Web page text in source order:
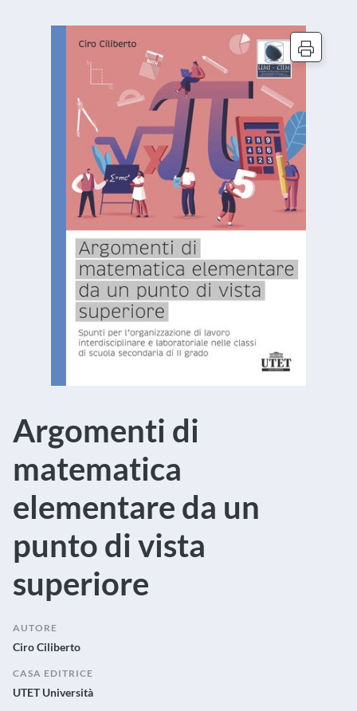
Argomenti di
matematica
elementare da un
punto di vista
superiore
AUTORE
Ciro Ciliberto
CASA EDITRICE
UTET Università